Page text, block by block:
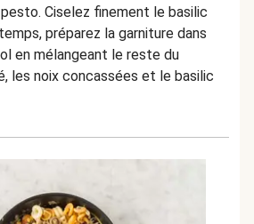
Ciselez finement le basilic
préparez la garniture dans
en mélangeant le reste du
les noix concassées et le basilic